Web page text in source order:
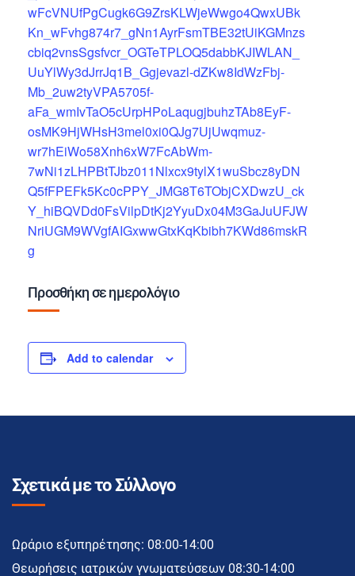
wFcVNUfPgCugk6G9ZrsKLWjeWwgo4QwxUBk
Kn_wFvhg874r7_gNn1AyrFsmTBE32tUiKGMnzs
cbiq2vnsSgsfvcr_OGTeTPLOQ5dabbKJIWLAN_
UuYlWy3dJrrJq1B_Ggjevazl-dZKw8IdWzFbj-
Mb_2uw2tyVPA5705f-
aFa_wmIvTaO5cUrpHPoLaqugjbuhzTAb8EyF-
osMK9HjWHsH3mel0xi0QJg7UjUwqmuz-
wr7hEiWo58Xnh6xW7FcAbWm-
7wNi1zLHPBtTJbz011Nlxcx9tylX1wuSbcz8yDN
Q5fFPEFk5Kc0cPPY_JMG8T6TObjCXDwzU_ck
Y_hiBQVDd0FsVilpDtKj2YyuDx04M3GaJuUFJW
NriUGM9WVgfAIGxwwGtxKqKbibh7KWd86mskR
g
Προσθήκη σε ημερολόγιο
Add to calendar
Σχετικά με το Σύλλογο
Ωράριο εξυπηρέτησης: 08:00-14:00
Θεωρήσεις ιατρικών γνωματεύσεων 08:30-14:00